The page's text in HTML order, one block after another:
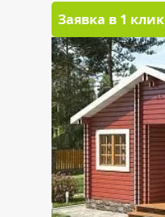
Заявка в 1 клик